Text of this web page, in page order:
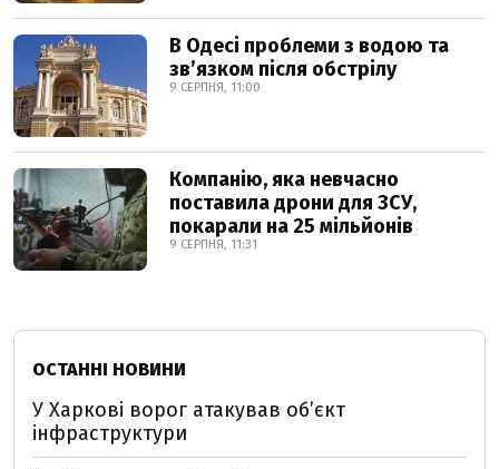
В Одесі проблеми з водою та
звʼязком після обстрілу
9 СЕРПНЯ, 11:00
Компанію, яка невчасно
поставила дрони для ЗСУ,
покарали на 25 мільйонів
9 СЕРПНЯ, 11:31
ОСТАННІ НОВИНИ
У Харкові ворог атакував обʼєкт
інфраструктури